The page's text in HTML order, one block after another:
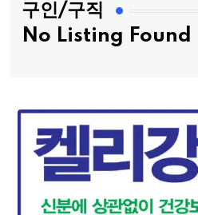
구인/구직
No Listing Found